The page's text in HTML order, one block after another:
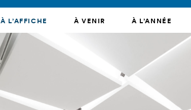
À L’AFFICHE À VENIR À L’ANNÉE